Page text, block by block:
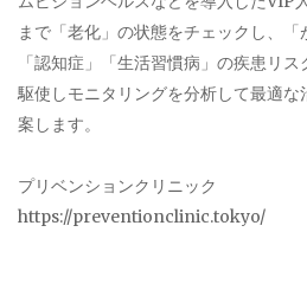
まで「老化」の状態をチェックし、「
「認知症」「生活習慣病」の疾患リ
駆使しモニタリングを分析して最適な
案します。
プリベンションクリニック
https://preventionclinic.tokyo/